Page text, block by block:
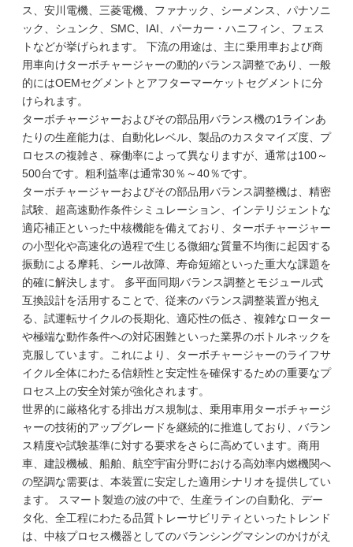
ス、安川電機、三菱電機、ファナック、シーメンス、パナソニ
ック、シュンク、SMC、IAI、パーカー・ハニフィン、フェス
トなどが挙げられます。 下流の用途は、主に乗用車および商
用車向けターボチャージャーの動的バランス調整であり、一般
的にはOEMセグメントとアフターマーケットセグメントに分
けられます。
ターボチャージャーおよびその部品用バランス機の1ラインあ
たりの生産能力は、自動化レベル、製品のカスタマイズ度、プ
ロセスの複雑さ、稼働率によって異なりますが、通常は100～
500台です。粗利益率は通常30％～40％です。
ターボチャージャーおよびその部品用バランス調整機は、精密
試験、超高速動作条件シミュレーション、インテリジェントな
適応補正といった中核機能を備えており、ターボチャージャー
の小型化や高速化の過程で生じる微細な質量不均衡に起因する
振動による摩耗、シール故障、寿命短縮といった重大な課題を
的確に解決します。 多平面同期バランス調整とモジュール式
互換設計を活用することで、従来のバランス調整装置が抱え
る、試運転サイクルの長期化、適応性の低さ、複雑なローター
や極端な動作条件への対応困難といった業界のボトルネックを
克服しています。これにより、ターボチャージャーのライフサ
イクル全体にわたる信頼性と安定性を確保するための重要なプ
ロセス上の安全対策が強化されます。
世界的に厳格化する排出ガス規制は、乗用車用ターボチャージ
ャーの技術的アップグレードを継続的に推進しており、バラン
ス精度や試験基準に対する要求をさらに高めています。商用
車、建設機械、船舶、航空宇宙分野における高効率内燃機関へ
の堅調な需要は、本装置に安定した適用シナリオを提供してい
ます。 スマート製造の波の中で、生産ラインの自動化、デー
タ化、全工程にわたる品質トレーサビリティといったトレンド
は、中核プロセス機器としてのバランシングマシンのかけがえ